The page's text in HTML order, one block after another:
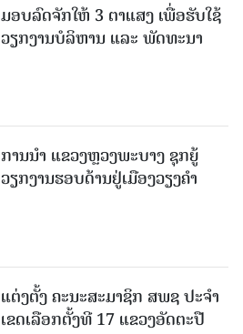
ມອບລົດຈັກໃຫ້ 3 ຕາແສງ ເພື່ອຮັບໃຊ້
ວຽກງານບໍລິຫານ ແລະ ພັດທະນາ
ການນຳ ແຂວງຫຼວງພະບາງ ຊຸກຍູ້
ວຽກງານຮອບດ້ານຢູ່ເມືອງວຽງຄໍາ
ແຕ່ງຕັ້ງ ຄະນະສະມາຊິກ ສພຊ ປະຈຳ
ເຂດເລືອກຕັ້ງທີ 17 ແຂວງອັດຕະປື